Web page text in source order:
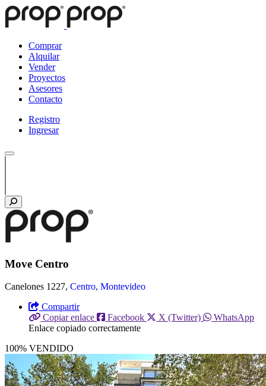
Comprar
Alquilar
Vender
Proyectos
Asesores
Contacto
Registro
Ingresar
Move Centro
Canelones 1227, Centro, Montevideo
Compartir
Copiar enlace
Facebook X (Twitter)
WhatsApp
Enlace copiado correctamente
100% VENDIDO